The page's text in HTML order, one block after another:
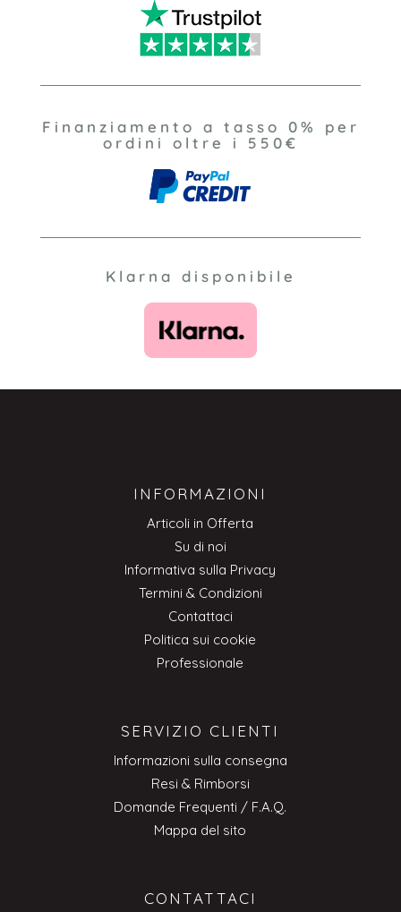
Finanziamento a tasso 0% per
ordini oltre i 550€
Klarna disponibile
INFORMAZIONI
Articoli in Offerta
Su di noi
Informativa sulla Privacy
Termini & Condizioni
Contattaci
Politica sui cookie
Professionale
SERVIZIO CLIENTI
Informazioni sulla consegna
Resi & Rimborsi
Domande Frequenti / F.A.Q.
Mappa del sito
CONTATTACI